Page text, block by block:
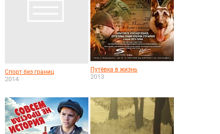
Спорт без границ
2014
Путёвка в жизнь
2013